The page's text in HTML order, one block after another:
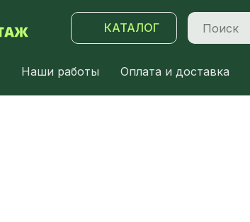
КАТАЛОГ
Наши работы Оплата и доставка